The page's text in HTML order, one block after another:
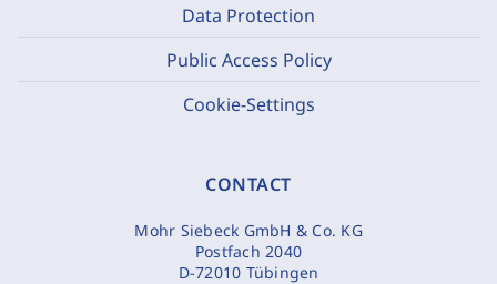
Data Protection
Public Access Policy
Cookie-Settings
CONTACT
Mohr Siebeck GmbH & Co. KG
Postfach 2040
D-72010 Tübingen